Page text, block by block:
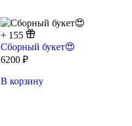
+ 155
Сборный букет😍
6200 ₽
В корзину